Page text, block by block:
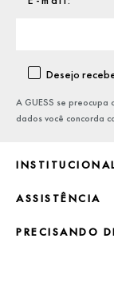
ASSISTÊNCIA
PRECISANDO
Desejo
A GUESS se preocupa
dados você concorda